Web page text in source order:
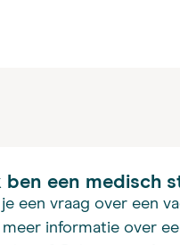
ben een medisch
je een vraag over een
informatie over